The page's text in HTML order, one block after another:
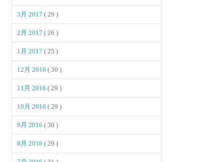
3月 2017( 29 )
2月 2017( 26 )
1月 2017( 25 )
12月 2016( 30 )
11月 2016( 29 )
10月 2016( 29 )
9月 2016( 30 )
8月 2016( 29 )